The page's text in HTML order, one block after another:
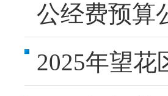
公经费预算
2025年望